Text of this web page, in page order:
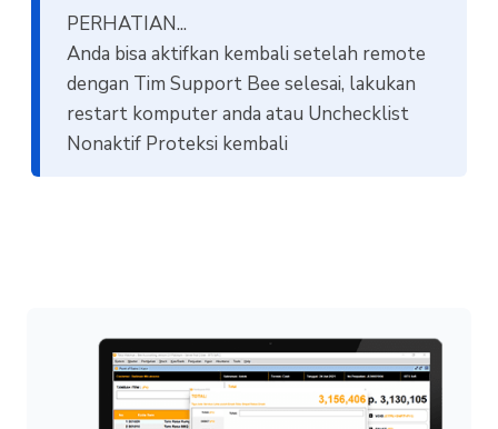
PERHATIAN...
Anda bisa aktifkan kembali setelah remote
dengan Tim Support Bee selesai, lakukan
restart komputer anda atau Unchecklist
Nonaktif Proteksi kembali